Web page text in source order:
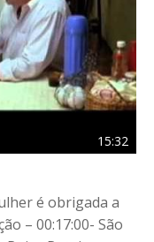
15:32
é obrigada a
– 00:17:00- São